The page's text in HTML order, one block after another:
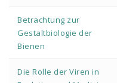
Betrachtung zur
Gestaltbiologie der
Bienen
Die Rolle der Viren in